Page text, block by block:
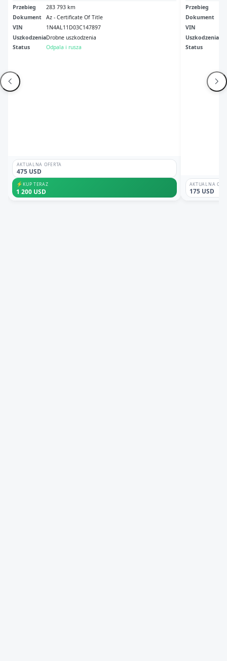
Przebieg
283 793 km
Dokument
Az - Certificate Of Title
VIN
1N4AL11D03C147897
UszkodzeniaDrobne uszkodzenia
Status
Odpala i rusza
AKTUALNA OFERTA
475 USD
⚡KUP TERAZ
1 200 USD
Przebieg
Dokument
VIN
Uszkodzenia
Status
AKTUALNA
175 USD